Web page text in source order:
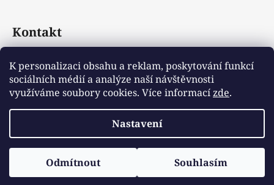
K personalizaci obsahu a reklam, poskytování funkcí
sociálních médií a analýze naší návštěvnosti
využíváme soubory cookies. Více informacízde.
Nastavení
Odmítnout Souhlasím
Kontakt
info@emotys.cz
+421903231812
Vytvořil Shoptet
Copyright 2026
. Všechna práva
vyhrazena.Upravit nastavení cookies